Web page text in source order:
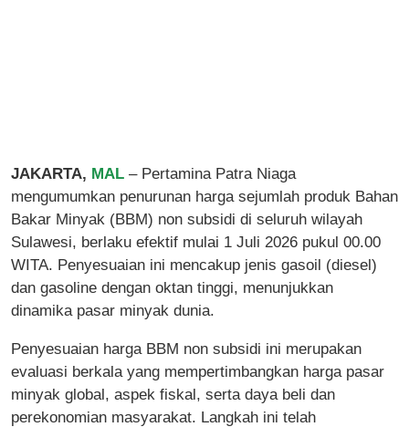
JAKARTA, MAL – Pertamina Patra Niaga
mengumumkan penurunan harga sejumlah produk Bahan
Bakar Minyak (BBM) non subsidi di seluruh wilayah
Sulawesi, berlaku efektif mulai 1 Juli 2026 pukul 00.00
WITA. Penyesuaian ini mencakup jenis gasoil (diesel)
dan gasoline dengan oktan tinggi, menunjukkan
dinamika pasar minyak dunia.
Penyesuaian harga BBM non subsidi ini merupakan
evaluasi berkala yang mempertimbangkan harga pasar
minyak global, aspek fiskal, serta daya beli dan
perekonomian masyarakat. Langkah ini telah